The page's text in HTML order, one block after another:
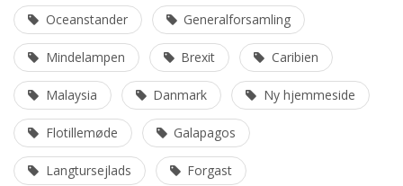
Oceanstander Generalforsamling
Mindelampen Brexit Caribien
Malaysia Danmark Ny hjemmeside
Flotillemøde Galapagos
Langtursejlads Forgast